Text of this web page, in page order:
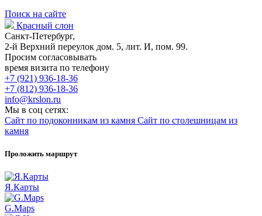
Поиск на сайте
Красный слон
Санкт-Петербург,
2-й Верхний переулок дом. 5, лит. И, пом. 99.
Просим согласовывать
время визита по телефону
+7 (921) 936-18-36
+7 (812) 936-18-36
info@krslon.ru
Мы в соц сетях:
Сайт по подоконникам из камня Сайт по столешницам из
камня
Проложить маршрут
Я.Карты
G.Maps